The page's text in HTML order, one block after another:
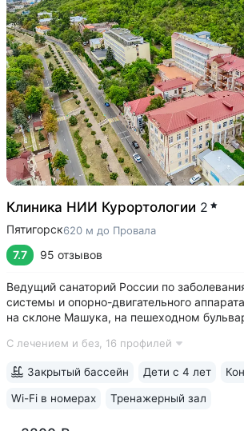
Клиника НИИ Курортологии 2
Пятигорск620 м до Провала
7.7 95 отзывов
Ведущий санаторий России по
системы и опорно-двигательного
на склоне Машука, на пешеходном
№ 24 • Высокий уровень научной и
С лечением и без, 16 профилей
Закрытый бассейн Дети с 4 лет
Wi-Fi в номерах Тренажерный зал